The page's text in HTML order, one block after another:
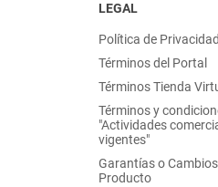
LEGAL
Política de Privacidad
Términos del Portal
Términos Tienda
Términos y
"Actividades
vigentes"
Garantías o
Producto